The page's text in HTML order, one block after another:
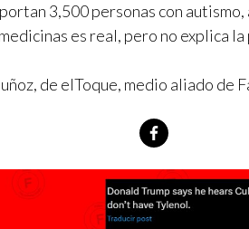
3,500 personas con
es real, pero no explica
de elToque, medio aliado de